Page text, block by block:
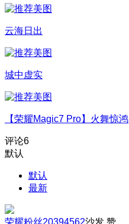
云海日出
城中虚实
【荣耀Magic7 Pro】火舞惊鸿
评论6
默认
默认
最新